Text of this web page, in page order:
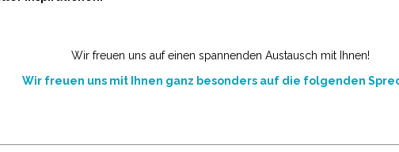
Wir freuen uns auf einen spannenden Austausch mit Ihnen!
Wir freuen uns mit Ihnen ganz besonders auf die folgenden